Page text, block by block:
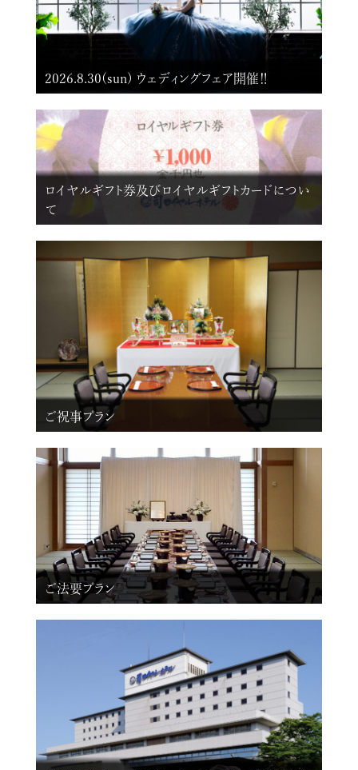
2026.8.30(sun) ウェディングフェア開催‼
ロイヤルギフト券及びロイヤルギフトカードについ
て
ご祝事プラン
ご法要プラン